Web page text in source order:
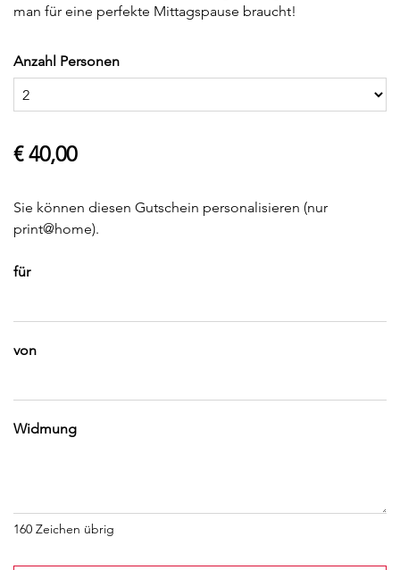
man für eine perfekte Mittagspause braucht!
Anzahl Personen
€ 40,00
Sie können diesen Gutschein personalisieren (nur
print@home).
für
von
Widmung
160 Zeichen übrig